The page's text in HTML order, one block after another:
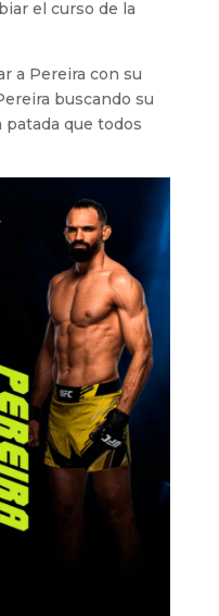
el curso de la
a Pereira con su
buscando su
que todos